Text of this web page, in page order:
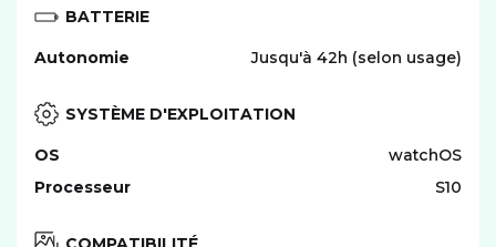
BATTERIE
Autonomie Jusqu'à 42h (selon usage)
SYSTÈME D'EXPLOITATION
OS
watchOS
Processeur
S10